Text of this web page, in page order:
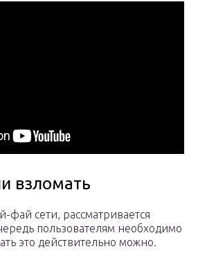
взломать
фай сети, рассматривается
пользователям необходимо
это действительно можно.